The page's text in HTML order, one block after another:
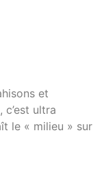
et
ultra
le « milieu » sur